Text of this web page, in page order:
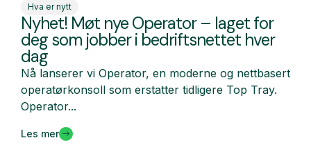
Hva er nytt
Nyhet! Møt nye Operator – laget for
deg som jobber i bedriftsnettet hver
dag
Nå lanserer vi Operator, en moderne og nettbasert
operatørkonsoll som erstatter tidligere Top Tray.
Operator...
Les mer